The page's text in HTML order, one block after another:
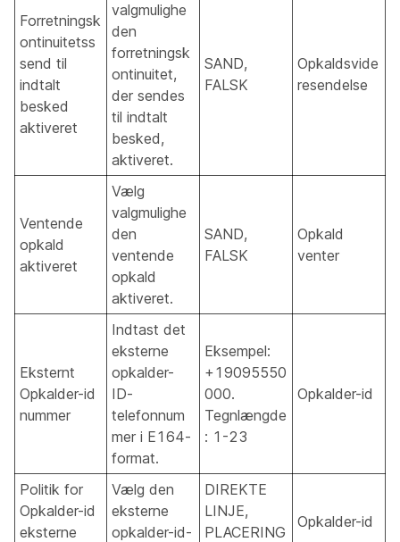
Forretningsk
ontinuitetss
send til
indtalt
besked
aktiveret
valgmulighe
den
forretningsk
ontinuitet,
der sendes
til indtalt
besked,
aktiveret.
SAND,
FALSK
Opkaldsvide
resendelse
Ventende
opkald
aktiveret
Vælg
valgmulighe
den
ventende
opkald
aktiveret.
SAND,
FALSK
Opkald
venter
Eksternt
Opkalder-id
nummer
Indtast det
eksterne
opkalder-
ID-
telefonnum
mer i E164-
format.
Eksempel:
+19095550
000.
Tegnlængde
: 1-23
Opkalder-id
Politik for
Opkalder-id
eksterne
Vælg den
eksterne
opkalder-id-
DIREKTE
LINJE,
PLACERING
Opkalder-id